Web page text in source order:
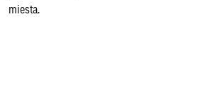
miesta.